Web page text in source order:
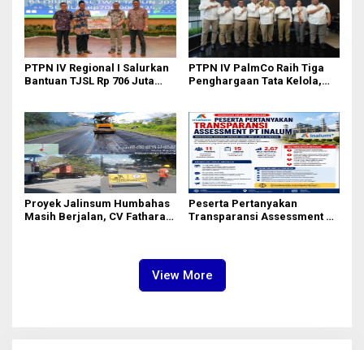
PTPN IV Regional I Salurkan
Bantuan TJSL Rp 706 Juta
PTPN IV PalmCo Raih Tiga
Penghargaan Tata Kelola,
Proyek Jalinsum Humbahas
Masih Berjalan, CV Fathara
Peserta Pertanyakan
Transparansi Assessment PT
View More